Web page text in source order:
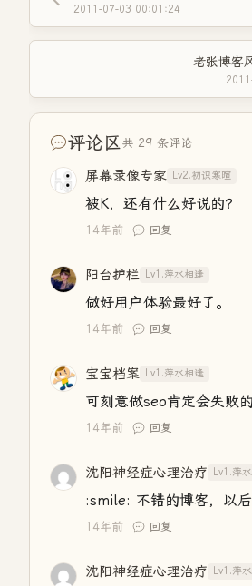
2011-07-03 00:01:24
老张博客
评论区共 29 条评论
屏幕录像专家 Lv2.初识寒暄
被K，还有什么好说的？
14年前 回复
阳台护栏 Lv1.萍水相逢
做好用户体验最好了。
14年前 回复
宝宝档案 Lv1.萍水相逢
可刻意做seo肯定会失败
14年前 回复
沈阳神经症心理治疗 Lv1.萍
:smile: 不错的博客，以后
14年前 回复
沈阳神经症心理治疗 Lv1.萍